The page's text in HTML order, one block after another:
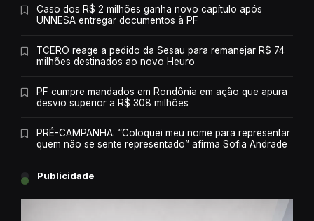
Caso dos R$ 2 milhões ganha novo capítulo após
UNNESA entregar documentos à PF
TCERO reage a pedido da Sesau para remanejar R$ 74
milhões destinados ao novo Heuro
PF cumpre mandados em Rondônia em ação que apura
desvio superior a R$ 308 milhões
PRÉ-CAMPANHA: “Coloquei meu nome para representar
quem não se sente representado” afirma Sofia Andrade
Publicidade